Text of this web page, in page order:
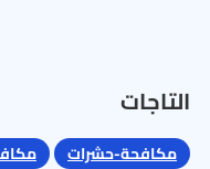
التاجات
مكافحة-حشرات